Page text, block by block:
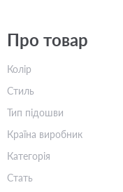
Про товар
Колір
Стиль
Тип підошви
Країна виробник
Категорія
Стать